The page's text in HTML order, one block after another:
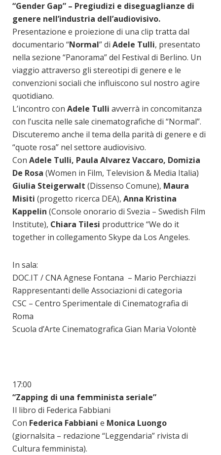
“Gender Gap” – Pregiudizi e diseguaglianze di
genere nell’industria dell’audiovisivo.
Presentazione e proiezione di una clip tratta dal
documentario “Normal” di Adele Tulli, presentato
nella sezione “Panorama” del Festival di Berlino. Un
viaggio attraverso gli stereotipi di genere e le
convenzioni sociali che influiscono sul nostro agire
quotidiano.
L’incontro con Adele Tulli avverrà in concomitanza
con l’uscita nelle sale cinematografiche di “Normal”.
Discuteremo anche il tema della parità di genere e di
“quote rosa” nel settore audiovisivo.
Con Adele Tulli, Paula Alvarez Vaccaro, Domizia
De Rosa (Women in Film, Television & Media Italia)
Giulia Steigerwalt (Dissenso Comune), Maura
Misiti (progetto ricerca DEA), Anna Kristina
Kappelin (Console onorario di Svezia – Swedish Film
Institute), Chiara Tilesi produttrice “We do it
together in collegamento Skype da Los Angeles.
In sala:
DOC.IT / CNA Agnese Fontana – Mario Perchiazzi
Rappresentanti delle Associazioni di categoria
CSC – Centro Sperimentale di Cinematografia di
Roma
Scuola d’Arte Cinematografica Gian Maria Volontè
17:00
“Zapping di una femminista seriale”
Il libro di Federica Fabbiani
Con Federica Fabbiani e Monica Luongo
(giornalsita – redazione “Leggendaria” rivista di
Cultura femminista).